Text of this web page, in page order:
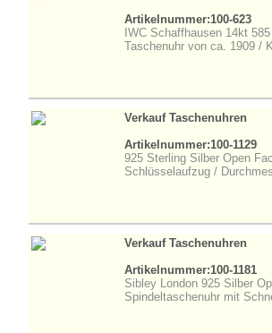
Artikelnummer:100-623
IWC Schaffhausen 14kt
Taschenuhr von ca. 1909 /
Verkauf Taschenuhren
Artikelnummer:100-1129
925 Sterling Silber Open
Schlüsselaufzug /
Verkauf Taschenuhren
Artikelnummer:100-1181
Sibley London 925 Silber
Spindeltaschenuhr mit